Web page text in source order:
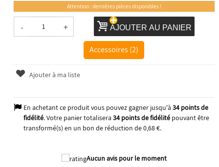
Attention : dernières pièces disponibles !
- + AJOUTER AU PANIER
Accessoires (2)
Ajouter à ma liste
En achetant ce produit vous pouvez gagner jusqu'à 34points de
fidélité. Votre panier totalisera 34points de fidélitépouvant être
transformé(s) en un bon de réduction de0,68 €.
Aucun avis pour le moment
2026